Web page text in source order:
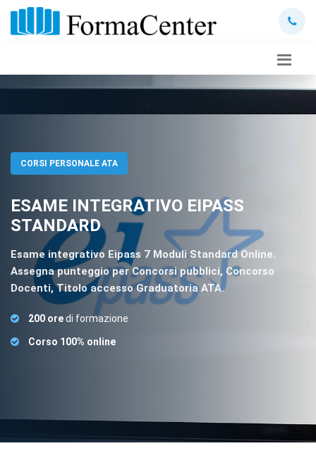
CORSI PERSONALE ATA
ESAME INTEGRATIVO EIPASS
STANDARD
Esame integrativo Eipass 7 Moduli Standard Online.
Assegna punteggio per Concorsi pubblici, Concorso
Docenti, Titolo accesso Graduatoria ATA.
200 oredi formazione
Corso 100% online